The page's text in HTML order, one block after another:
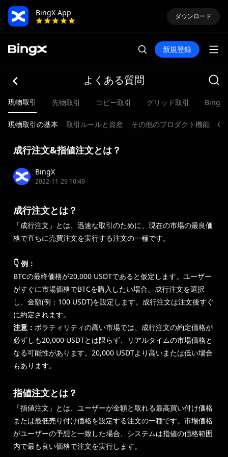
BingX App
ダウンロード
新規登録
よくある質問
現物取引 先物取引 コピー取引 グリッド取引 BingX
現物取引の基本 取引ルールと資産 その他のプロダクト機能
成行注文&指値注文とは？
BingX
2022-11-29 10:49
成行注文とは？
「成行注文」とは、迅速な取引のために、現在の市場の最良価
格で直ちに売買注文を実行する注文の一種です。
👇 例：
BTCの最終価格が20,000 USDTであると仮定します。ユーザー
がすぐに市場価格でBTCを購入したい場合、成行注文を選択
し、金額(例：100 USDT)を設定します。成行注文は注文後すぐ
に約定されます。
注意： ボラティリティの高い市場では、成行注文の約定価格が
必ずしも20,000 USDTとは限らず、リアルタイムの市場価格と
なる可能性があります。20,000 USDTより高いまたは低い場合
もあります。
指値注文とは？
「指値注文」とは、ユーザーが金額と取れる最高買い付け価格
または最低売り付け価格を設定する注文の一種です。市場価格
がユーザーの予想と一致した場合、システムは指値の価格範囲
内で最も良い価格で注文を実行します。